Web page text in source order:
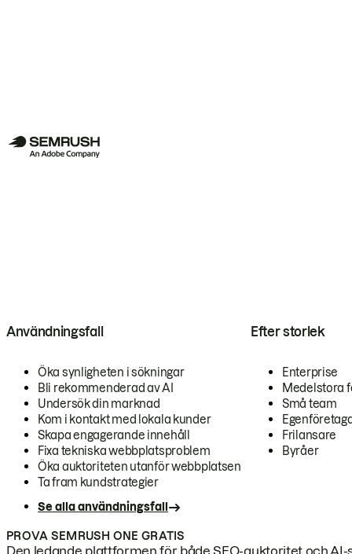
Användningsfall
Öka synligheten i sökningar
Bli rekommenderad av AI
Undersök din marknad
Kom i kontakt med lokala kunder
Skapa engagerande innehåll
Fixa tekniska webbplatsproblem
Öka auktoriteten utanför webbplatsen
Ta fram kundstrategier
Se alla användningsfall
Efter storlek
Enterprise
Medelstora
Små team
Frilansare
Byråer
PROVA SEMRUSH ONE GRATIS
Den ledande plattformen för både SEO-auktoritet och AI-